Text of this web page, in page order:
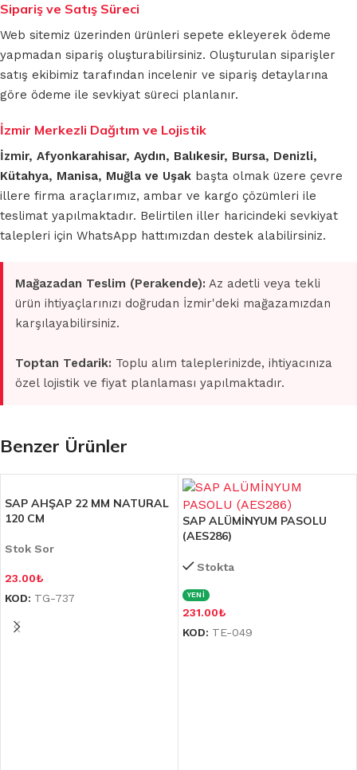
Sipariş ve Satış Süreci
Web sitemiz üzerinden ürünleri sepete ekleyerek ödeme
yapmadan sipariş oluşturabilirsiniz. Oluşturulan siparişler
satış ekibimiz tarafından incelenir ve sipariş detaylarına
göre ödeme ile sevkiyat süreci planlanır.
İzmir Merkezli Dağıtım ve Lojistik
İzmir, Afyonkarahisar, Aydın, Balıkesir, Bursa, Denizli,
Kütahya, Manisa, Muğla ve Uşak başta olmak üzere çevre
illere firma araçlarımız, ambar ve kargo çözümleri ile
teslimat yapılmaktadır. Belirtilen iller haricindeki sevkiyat
talepleri için WhatsApp hattımızdan destek alabilirsiniz.
Mağazadan Teslim (Perakende): Az adetli veya tekli
ürün ihtiyaçlarınızı doğrudan İzmir'deki mağazamızdan
karşılayabilirsiniz.
Toptan Tedarik: Toplu alım taleplerinizde, ihtiyacınıza
özel lojistik ve fiyat planlaması yapılmaktadır.
Benzer Ürünler
SAP AHŞAP 22 MM NATURAL
120 CM
Stok Sor
23.00₺
KOD: TG-737
SAP ALÜMİNYUM PASOLU
(AES286)
Stokta
YENİ
231.00₺
KOD: TE-049